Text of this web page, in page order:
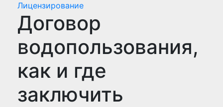
Лицензирование
Договор
водопользования,
как и где
заключить